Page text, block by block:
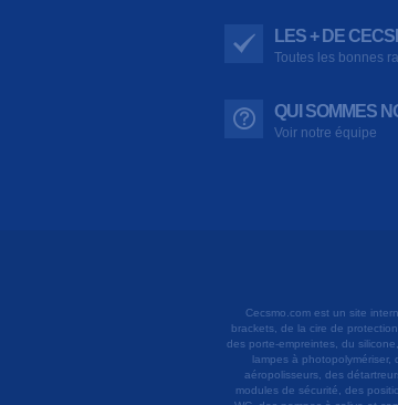
LES + DE
Toutes les bonnes
QUI SOMMES
Voir notre équipe
Cecsmo.com est un site
brackets, de la cire de
des porte-empreintes, du
lampes à
aéropolisseurs, des
modules de sécurité, des